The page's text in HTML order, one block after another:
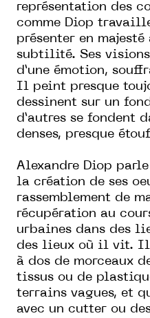
représentation des
comme Diop
présenter en
subtilité. Ses
d’une émotion,
Il peint presque
dessinent sur un
d’autres se fondent
denses, presque
Alexandre Diop
la création de ses
rassemblement de
récupération au
urbaines dans des
des lieux où il vit. Il
à dos de morceaux
tissus ou de
terrains vagues, et
avec un cutter ou